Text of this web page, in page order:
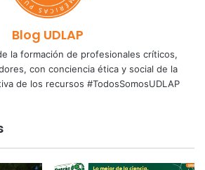
Blog UDLAP
la formación de profesionales críticos,
con conciencia ética y social de la
de los recursos #TodosSomosUDLAP